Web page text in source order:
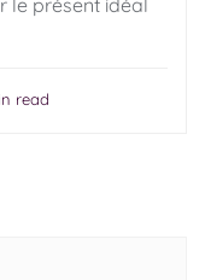
le présent idéal
read